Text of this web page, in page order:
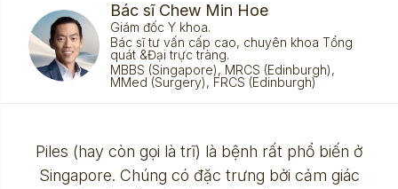
Bác sĩ Chew Min Hoe
Giám đốc Y khoa.
Bác sĩ tư vấn cấp cao, chuyên khoa Tổng
quát &Đại trực tràng.
MBBS (Singapore), MRCS (Edinburgh),
MMed (Surgery), FRCS (Edinburgh)
Piles (hay còn gọi là trĩ) là bệnh rất phổ biến ở
Singapore. Chúng có đặc trưng bởi cảm giác